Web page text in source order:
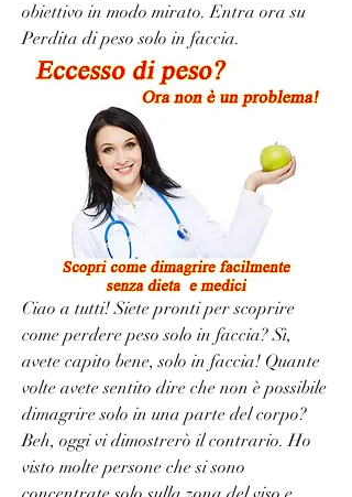
obiettivo in modo mirato. Entra ora su
Perdita di peso solo in faccia.
Ciao a tutti! Siete pronti per scoprire
come perdere peso solo in faccia? Sì,
avete capito bene, solo in faccia! Quante
volte avete sentito dire che non è possibile
dimagrire solo in una parte del corpo?
Beh, oggi vi dimostrerò il contrario. Ho
visto molte persone che si sono